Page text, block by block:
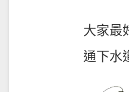
大家最
通下水